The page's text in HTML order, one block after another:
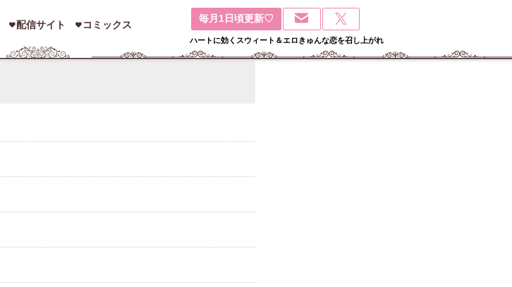
配信サイト コミックス
毎月1日頃更新♡
ハートに効くスウィート＆エロきゅんな恋を召し上がれ